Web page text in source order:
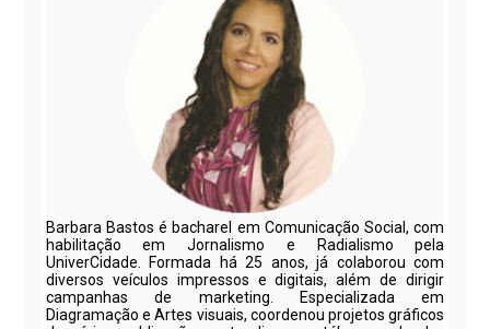
Barbara Bastos é bacharel em Comunicação Social, com
habilitação em Jornalismo e Radialismo pela
UniverCidade. Formada há 25 anos, já colaborou com
diversos veículos impressos e digitais, além de dirigir
campanhas de marketing. Especializada em
Diagramação e Artes visuais, coordenou projetos gráficos